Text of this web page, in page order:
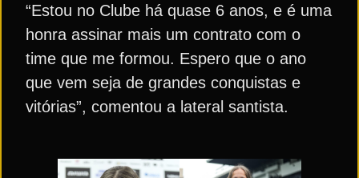
“Estou no Clube há quase 6 anos, e é uma
honra assinar mais um contrato com o
time que me formou. Espero que o ano
que vem seja de grandes conquistas e
vitórias”, comentou a lateral santista.